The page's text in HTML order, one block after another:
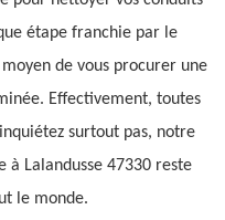
étape franchie par le
de vous procurer une
Effectivement, toutes
surtout pas, notre
à Lalandusse 47330 reste
le monde.